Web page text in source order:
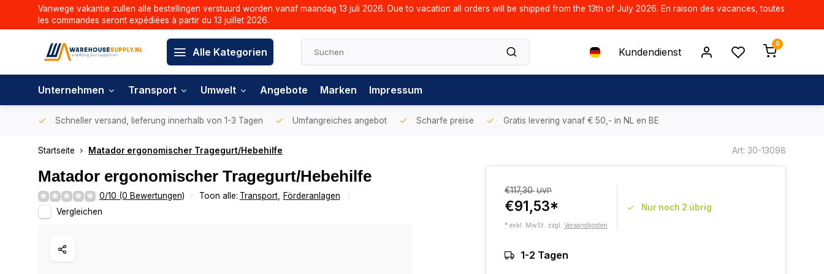
Vanwege vakantie zullen alle bestellingen verstuurd worden vanaf maandag 13 juli 2026. Due to vacation all orders will be shipped from the 13th of July 2026. En raison des vacances, toutes
les commandes seront expédiées à partir du 13 juillet 2026.
Alle Kategorien Kundendienst
0
Unternehmen Transport Umwelt Angebote Marken Impressum
Schneller versand, lieferung innerhalb von 1-3 Tagen Umfangreiches angebot Scharfe preise Gratis levering vanaf € 50,- in NL en BE
Startseite Matador ergonomischer Tragegurt/Hebehilfe Art: 30-13098
Matador ergonomischer Tragegurt/Hebehilfe
0/10 (0 Bewertungen) Toon alle: Transport,
Förderanlagen
Vergleichen
€117,30UVP
€91,53*
* exkl. MwSt. zzgl. Versandkosten
Nur noch 2 übrig
1-2 Tagen